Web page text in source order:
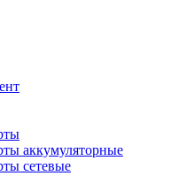
аккумуляторные
сетевые